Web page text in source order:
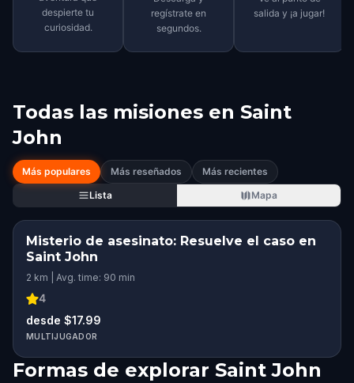
despierte tu
curiosidad.
regístrate en
segundos.
salida y ¡a jugar!
Todas las misiones en Saint
John
Más populares Más reseñados
Más recientes
Lista
Mapa
Misterio de asesinato: Resuelve el caso en
Saint John
2 km | Avg. time: 90 min
4
desde $17.99
MULTIJUGADOR
Formas de explorar Saint John